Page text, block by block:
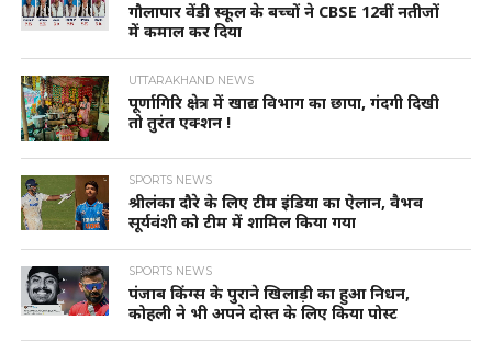
गौलापार वेंडी स्कूल के बच्चों ने CBSE 12वीं नतीजों
में कमाल कर दिया
UTTARAKHAND NEWS
पूर्णागिरि क्षेत्र में खाद्य विभाग का छापा, गंदगी दिखी
तो तुरंत एक्शन !
SPORTS NEWS
श्रीलंका दौरे के लिए टीम इंडिया का ऐलान, वैभव
सूर्यवंशी को टीम में शामिल किया गया
SPORTS NEWS
पंजाब किंग्स के पुराने खिलाड़ी का हुआ निधन,
कोहली ने भी अपने दोस्त के लिए किया पोस्ट